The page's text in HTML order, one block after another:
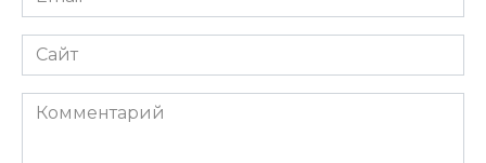
*
Сайт
Комментарий